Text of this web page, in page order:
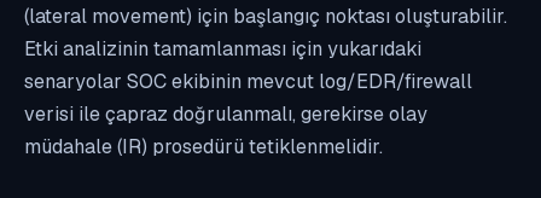
(lateral movement) için başlangıç noktası oluşturabilir.
Etki analizinin tamamlanması için yukarıdaki
senaryolar SOC ekibinin mevcut log/EDR/firewall
verisi ile çapraz doğrulanmalı, gerekirse olay
müdahale (IR) prosedürü tetiklenmelidir.